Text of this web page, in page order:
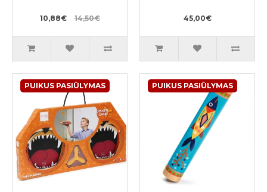
10,88€ 14,50€ 45,00€
PUIKUS PASIŪLYMAS PUIKUS PASIŪLYMAS